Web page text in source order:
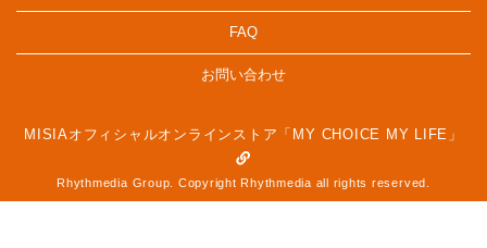
FAQ
お問い合わせ
MISIAオフィシャルオンラインストア「MY CHOICE MY LIFE」
Rhythmedia Group. Copyright Rhythmedia all rights reserved.